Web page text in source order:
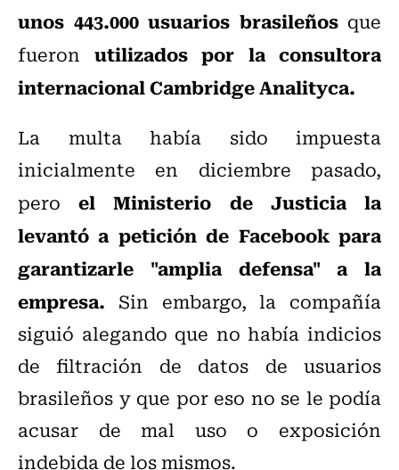
unos 443.000 usuarios brasileñosque
fueron utilizados por la consultora
internacional Cambridge Analityca.
La multa había sido impuesta
inicialmente en diciembre pasado,
peroel Ministerio de Justicia la
levantó a petición de Facebook para
garantizarle "amplia defensa" a la
empresa. Sin embargo, la compañía
siguió alegando que no había indicios
de filtración de datos de usuarios
brasileños y que por eso no se le podía
acusar de mal uso o exposición
indebida de los mismos.